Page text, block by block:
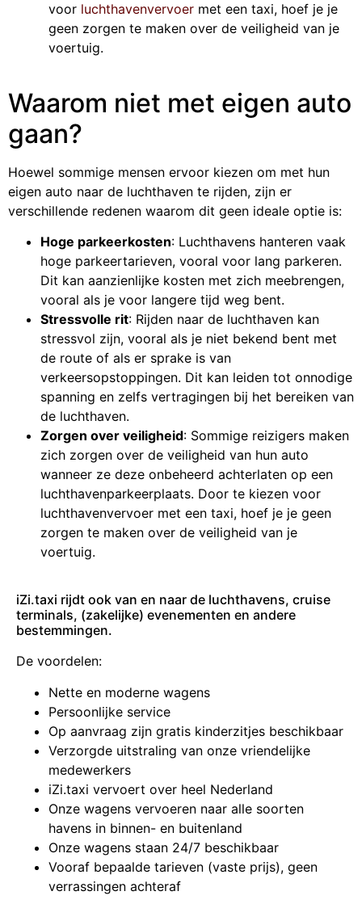
voor luchthavenvervoer met een taxi, hoef je je
geen zorgen te maken over de veiligheid van je
voertuig.
Waarom niet met eigen auto
gaan?
Hoewel sommige mensen ervoor kiezen om met hun
eigen auto naar de luchthaven te rijden, zijn er
verschillende redenen waarom dit geen ideale optie is:
Hoge parkeerkosten: Luchthavens hanteren vaak
hoge parkeertarieven, vooral voor lang parkeren.
Dit kan aanzienlijke kosten met zich meebrengen,
vooral als je voor langere tijd weg bent.
Stressvolle rit: Rijden naar de luchthaven kan
stressvol zijn, vooral als je niet bekend bent met
de route of als er sprake is van
verkeersopstoppingen. Dit kan leiden tot onnodige
spanning en zelfs vertragingen bij het bereiken van
de luchthaven.
Zorgen over veiligheid: Sommige reizigers maken
zich zorgen over de veiligheid van hun auto
wanneer ze deze onbeheerd achterlaten op een
luchthavenparkeerplaats. Door te kiezen voor
luchthavenvervoer met een taxi, hoef je je geen
zorgen te maken over de veiligheid van je
voertuig.
iZi.taxi rijdt ook van en naar de luchthavens, cruise
terminals, (zakelijke) evenementen en andere
bestemmingen.
De voordelen:
Nette en moderne wagens
Persoonlijke service
Op aanvraag zijn gratis kinderzitjes beschikbaar
Verzorgde uitstraling van onze vriendelijke
medewerkers
iZi.taxi vervoert over heel Nederland
Onze wagens vervoeren naar alle soorten
havens in binnen- en buitenland
Onze wagens staan 24/7 beschikbaar
Vooraf bepaalde tarieven (vaste prijs), geen
verrassingen achteraf